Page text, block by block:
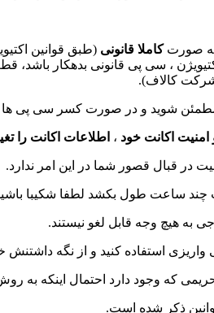
به صورتکاملا قانونی (طبق قوانین
، سی پی قانونی بدهکار
کالاف).
مطمئن شوید و در صورت کسر سی پی
اکانت خود ، اطلاعات اکانت را
در قبال قصور شما در این امر ندارد.
چند ساعت طول بکشد لطفا شکیبا
به هیچ وجه قابل لغو نیستند.
استفاده کنید و از نگه داشتنش
که وجود دارد احتمال اینکه
ذکر شده است.